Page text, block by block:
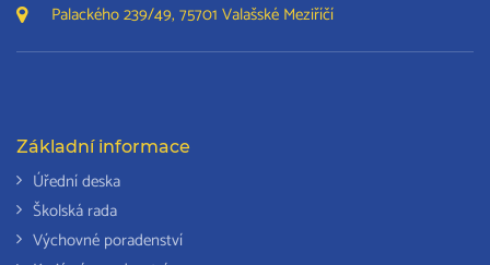
Palackého 239/49, 75701 Valašské Meziříčí
Základní informace
Úřední deska
Školská rada
Výchovné poradenství